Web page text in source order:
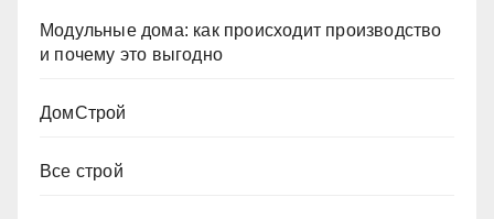
Модульные дома: как происходит производство
и почему это выгодно
ДомСтрой
Все строй